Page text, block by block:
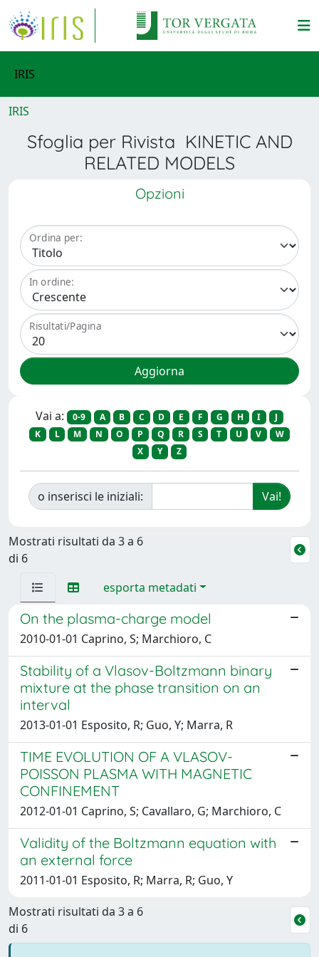
IRIS
IRIS
Sfoglia per Rivista KINETIC AND
RELATED MODELS
Opzioni
Ordina per:
In ordine:
Risultati/Pagina
Vai a: 0-9 A B C D E F G H I
J
K
L M N O P Q R S T U V
W
X
Y Z
o inserisci le iniziali:
Mostrati risultati da 3 a 6
di 6
esporta metadati
On the plasma-charge model
2010-01-01 Caprino, S; Marchioro, C
Stability of a Vlasov-Boltzmann binary
mixture at the phase transition on an
interval
2013-01-01 Esposito, R; Guo, Y; Marra, R
TIME EVOLUTION OF A VLASOV-
POISSON PLASMA WITH MAGNETIC
CONFINEMENT
2012-01-01 Caprino, S; Cavallaro, G; Marchioro, C
Validity of the Boltzmann equation with
an external force
2011-01-01 Esposito, R; Marra, R; Guo, Y
Mostrati risultati da 3 a 6
di 6